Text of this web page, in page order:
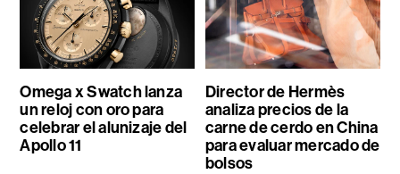
Omega x Swatch lanza
un reloj con oro para
celebrar el alunizaje del
Apollo 11
Director de Hermès
analiza precios de la
carne de cerdo en China
para evaluar mercado de
bolsos